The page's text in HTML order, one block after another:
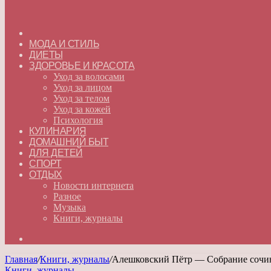
МОДА И СТИЛЬ
ДИЕТЫ
ЗДОРОВЬЕ И КРАСОТА
Уход за волосами
Уход за лицом
Уход за телом
Уход за кожей
Психология
КУЛИНАРИЯ
ДОМАШНИЙ БЫТ
ДЛЯ ДЕТЕЙ
СПОРТ
ОТДЫХ
Новости интернета
Разное
Музыка
Книги, журналы
Главная/Книги, журналы/Алешковский Пётр — Собрание